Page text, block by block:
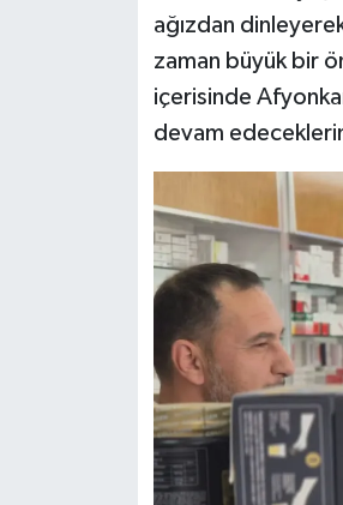
ağızdan
zaman büyük bir
içerisinde
devam